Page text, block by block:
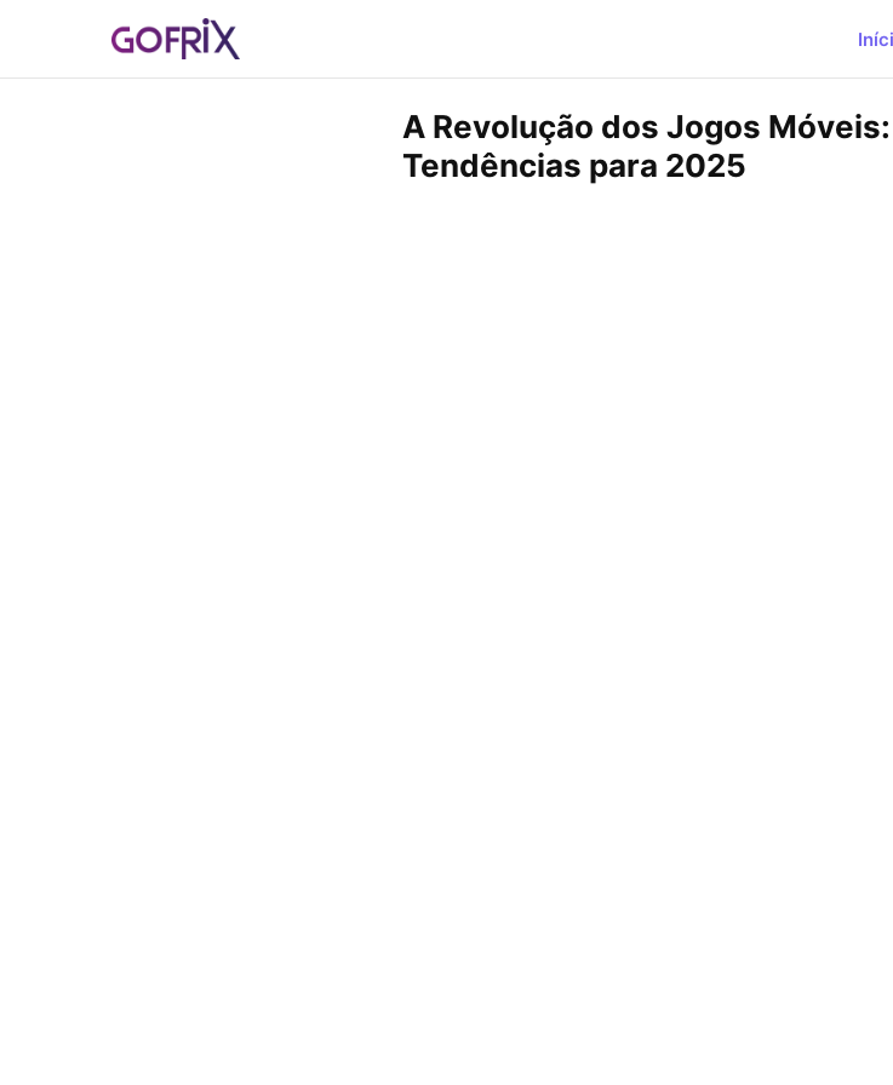
A Revolução dos Jogos
Tendências para 2025